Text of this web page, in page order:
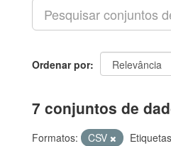
Ordenar por
7 conjuntos de
Formatos: CSV